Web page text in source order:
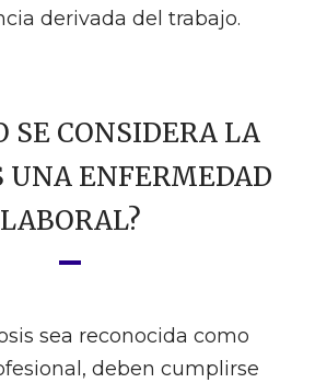
derivada del trabajo.
SE CONSIDERA LA
UNA ENFERMEDAD
LABORAL?
sea reconocida como
deben cumplirse